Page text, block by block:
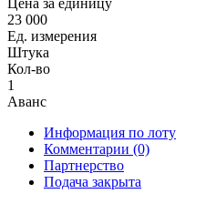
Цена за единицу
23 000
Ед. измерения
Штука
Кол-во
1
Аванс
Информация по лоту
Комментарии (0)
Партнерство
Подача закрыта